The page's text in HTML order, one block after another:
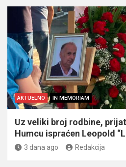
AKTUELNO IN MEMORIAM
Uz veliki broj rodbine,
Humcu ispraćen Leopold
3 dana ago Redakcija